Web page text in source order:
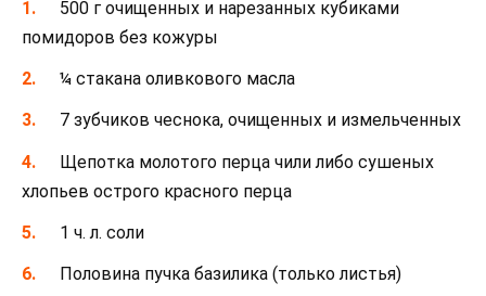
500 г очищенных и нарезанных кубиками
помидоров без кожуры
¼ стакана оливкового масла
7 зубчиков чеснока, очищенных и измельченных
Щепотка молотого перца чили либо сушеных
хлопьев острого красного перца
1 ч. л. соли
Половина пучка базилика (только листья)